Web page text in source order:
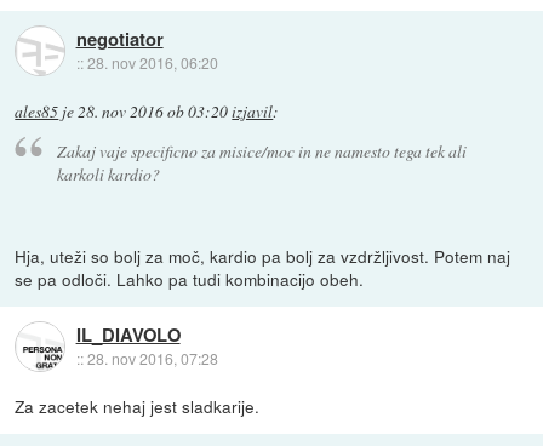
negotiator
::28. nov 2016, 06:20
ales85 je28. nov 2016 ob 03:20izjavil:
Zakaj vaje specificno za misice/moc in ne namesto tega tek ali
karkoli kardio?
Hja, uteži so bolj za moč, kardio pa bolj za vzdržljivost. Potem naj
se pa odloči. Lahko pa tudi kombinacijo obeh.
IL_DIAVOLO
::28. nov 2016, 07:28
Za zacetek nehaj jest sladkarije.